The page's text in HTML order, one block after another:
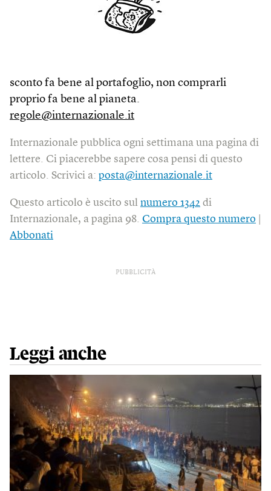
sconto fa bene al portafoglio, non comprarli
proprio fa bene al pianeta.
regole@internazionale.it
Internazionale pubblica ogni settimana una pagina di
lettere. Ci piacerebbe sapere cosa pensi di questo
articolo. Scrivici a: posta@internazionale.it
Questo articolo è uscito sul numero 1342 di
Internazionale, a pagina 98. Compra questo numero
Abbonati
PUBBLICITÀ
Leggi anche